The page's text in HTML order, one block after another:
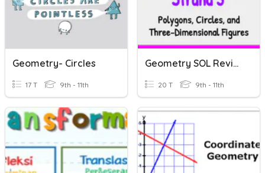
Geometry- Circles
17 T 9th - 11th
Geometry SOL Review Strand 3
20 T 9th - 11th